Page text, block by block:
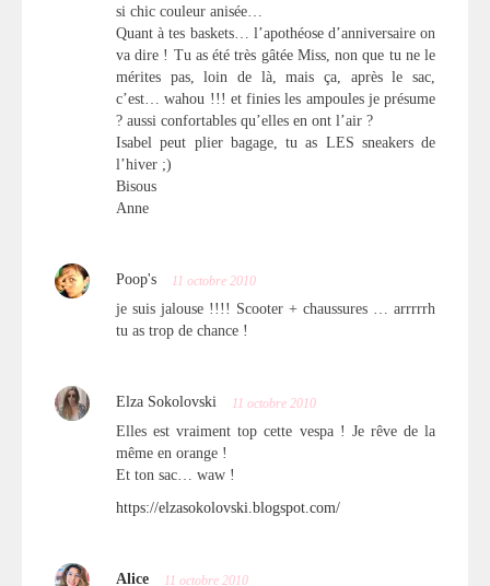
si chic couleur anisée…
Quant à tes baskets… l’apothéose d’anniversaire on
va dire ! Tu as été très gâtée Miss, non que tu ne le
mérites pas, loin de là, mais ça, après le sac,
c’est… wahou !!! et finies les ampoules je présume
? aussi confortables qu’elles en ont l’air ?
Isabel peut plier bagage, tu as LES sneakers de
l’hiver ;)
Bisous
Anne
Poop's 11 octobre 2010
je suis jalouse !!!! Scooter + chaussures … arrrrrh
tu as trop de chance !
Elza Sokolovski 11 octobre 2010
Elles est vraiment top cette vespa ! Je rêve de la
même en orange !
Et ton sac… waw !
https://elzasokolovski.blogspot.com/
Alice 11 octobre 2010